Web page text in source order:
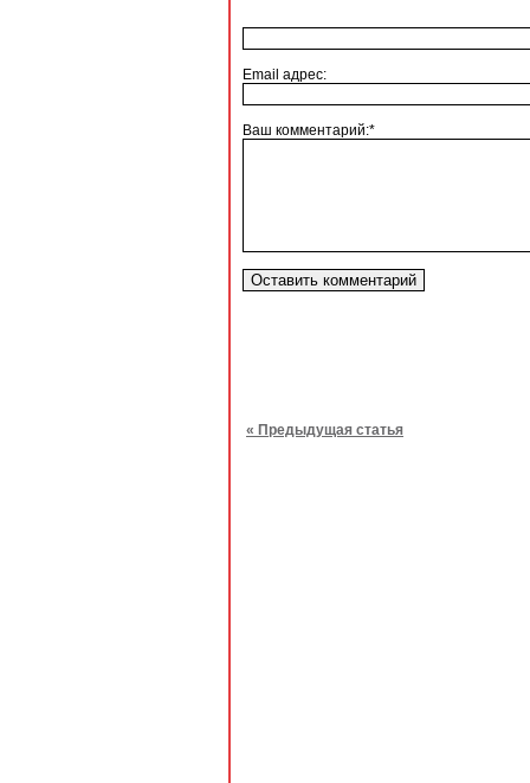
Email адрес:
Ваш комментарий:*
« Предыдущая статья